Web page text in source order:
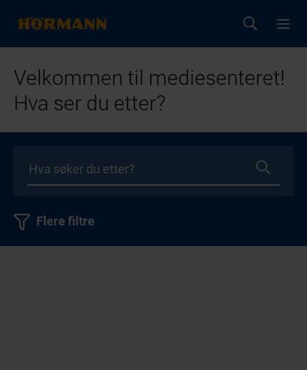
Velkommen til mediesenteret!
Hva ser du etter?
Flere filtre